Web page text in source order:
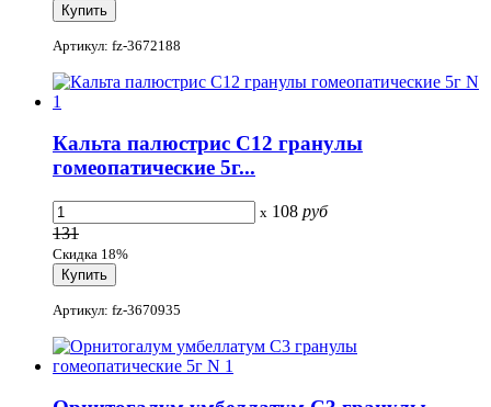
Артикул: fz-3672188
Кальта палюстрис С12 гранулы
гомеопатические 5г...
x 108 руб
131
Скидка 18%
Артикул: fz-3670935